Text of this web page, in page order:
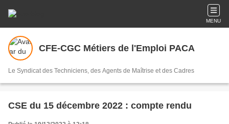
MENU
CFE-CGC Métiers de l'Emploi PACA
Le Syndicat des Techniciens, des Agents de Maîtrise et des Cadres
CSE du 15 décembre 2022 : compte rendu